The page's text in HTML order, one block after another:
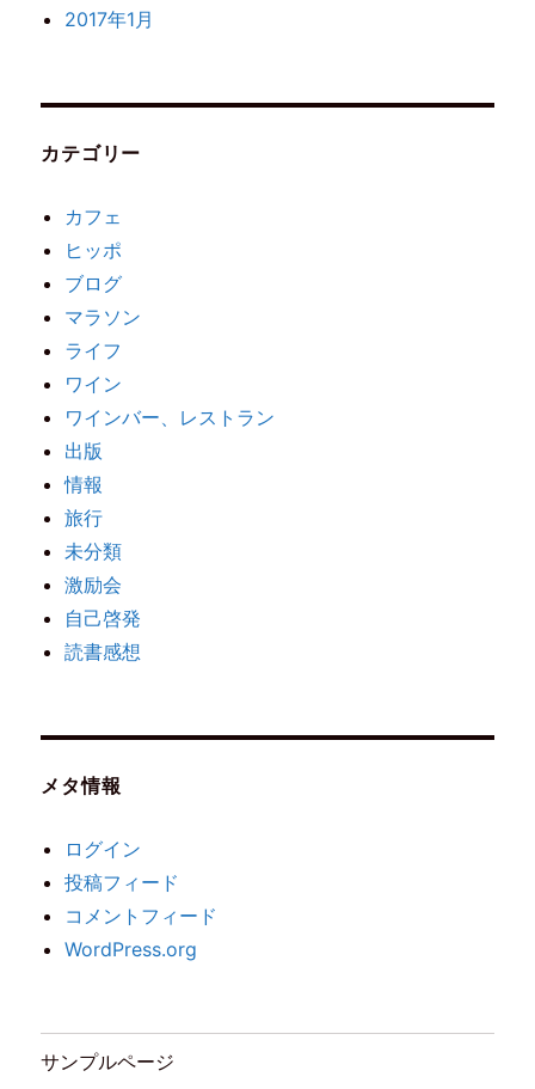
2017年1月
カテゴリー
カフェ
ヒッポ
ブログ
マラソン
ライフ
ワイン
ワインバー、レストラン
出版
情報
旅行
未分類
激励会
自己啓発
読書感想
メタ情報
ログイン
投稿フィード
コメントフィード
WordPress.org
サンプルページ